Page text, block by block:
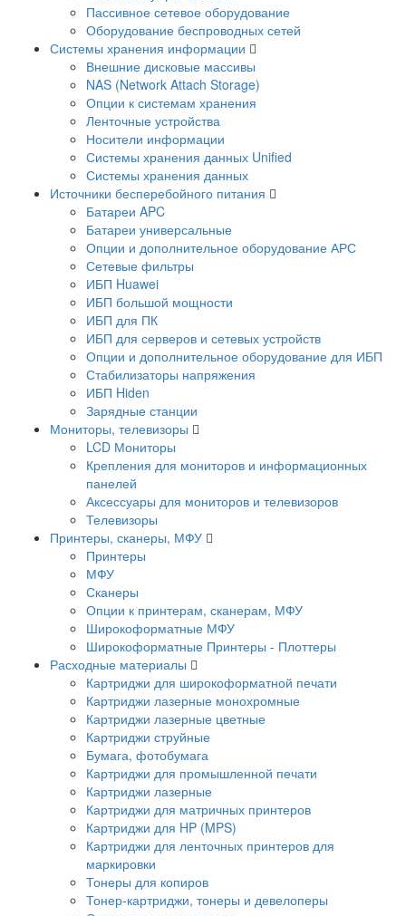
Пассивное сетевое оборудование
Оборудование беспроводных сетей
Системы хранения информации
Внешние дисковые массивы
NAS (Network Attach Storage)
Опции к системам хранения
Ленточные устройства
Носители информации
Системы хранения данных Unified
Системы хранения данных
Источники бесперебойного питания
Батареи APC
Батареи универсальные
Опции и дополнительное оборудование АРС
Сетевые фильтры
ИБП Huawei
ИБП большой мощности
ИБП для ПК
ИБП для серверов и сетевых устройств
Опции и дополнительное оборудование для ИБП
Стабилизаторы напряжения
ИБП Hiden
Зарядные станции
Мониторы, телевизоры
LCD Мониторы
Крепления для мониторов и информационных
панелей
Аксессуары для мониторов и телевизоров
Телевизоры
Принтеры, сканеры, МФУ
Принтеры
МФУ
Сканеры
Опции к принтерам, сканерам, МФУ
Широкоформатные МФУ
Широкоформатные Принтеры - Плоттеры
Расходные материалы
Картриджи для широкоформатной печати
Картриджи лазерные монохромные
Картриджи лазерные цветные
Картриджи струйные
Бумага, фотобумага
Картриджи для промышленной печати
Картриджи лазерные
Картриджи для матричных принтеров
Картриджи для HP (MPS)
Картриджи для ленточных принтеров для
маркировки
Тонеры для копиров
Тонер-картриджи, тонеры и девелоперы